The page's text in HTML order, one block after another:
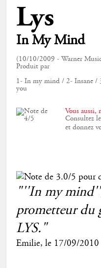
Lys
In My Mind
(10/10/2009 - Warner
Produit par
1- In my mind / 2- Insane /
you
Vous aussi,
Consultez
et donnez
"''In my
prometteur du
LYS."
Emilie, le 17/09/2010